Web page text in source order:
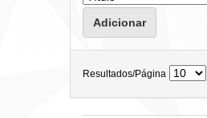
Resultados/Página